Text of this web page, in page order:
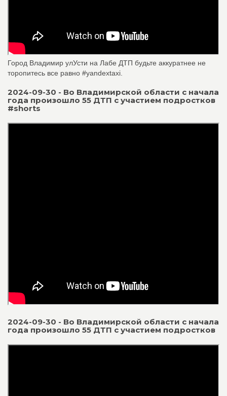
Город Владимир улУсти на Лабе ДТП будьте аккуратнее не
торопитесь все равно #yandextaxi.
2024-09-30 - Во Владимирской области с начала
года произошло 55 ДТП с участием подростков
#shorts
2024-09-30 - Во Владимирской области с начала
года произошло 55 ДТП с участием подростков